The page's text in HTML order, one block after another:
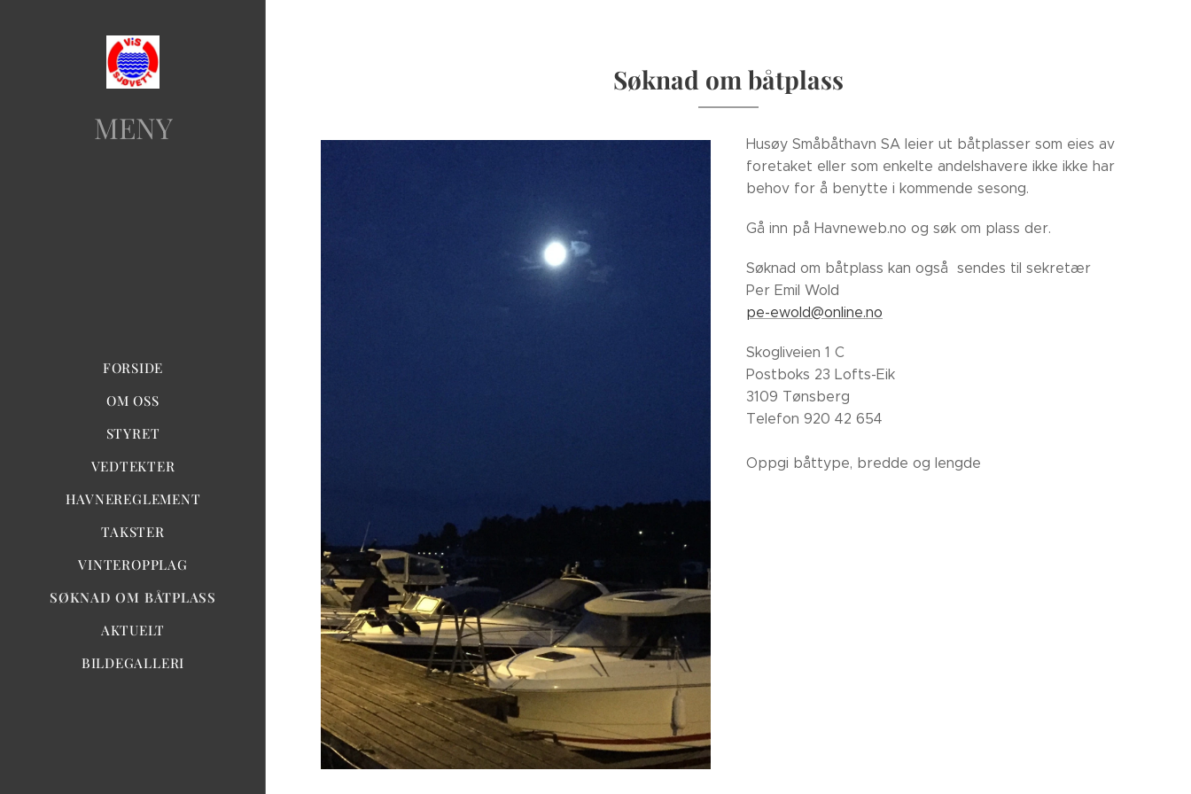
MENY
FORSIDE
OM OSS
STYRET
VEDTEKTER
HAVNEREGLEMENT
TAKSTER
VINTEROPPLAG
SØKNAD OM BÅTPLASS
AKTUELT
BILDEGALLERI
Søknad om båtplass
Husøy Småbåthavn SA leier ut båtplasser som eies av
foretaket eller som enkelte andelshavere ikke ikke har
behov for å benytte i kommende sesong.
Gå inn på Havneweb.no og søk om plass der.
Søknad om båtplass kan også sendes til sekretær
Per Emil Wold
pe-ewold@online.no
Skogliveien 1 C
Postboks 23 Lofts-Eik
3109 Tønsberg
Telefon 920 42 654
Oppgi båttype, bredde og lengde